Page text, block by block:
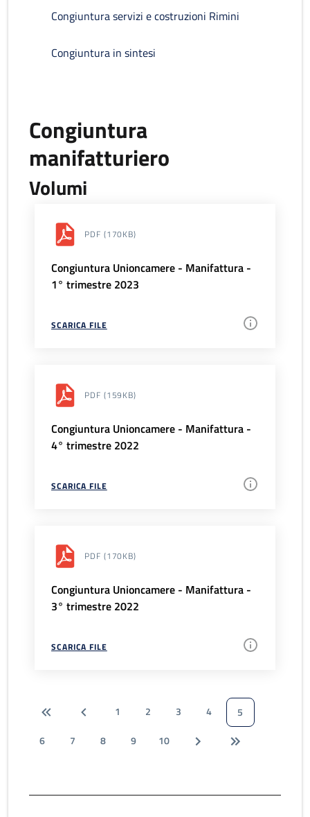
Congiuntura servizi e costruzioni Rimini
Congiuntura in sintesi
Congiuntura
manifatturiero
Volumi
PDF (170KB)
Congiuntura Unioncamere - Manifattura -
1° trimestre 2023
SCARICA FILE
PDF (159KB)
Congiuntura Unioncamere - Manifattura -
4° trimestre 2022
SCARICA FILE
PDF (170KB)
Congiuntura Unioncamere - Manifattura -
3° trimestre 2022
SCARICA FILE
1 2 3 4
5
6
7 8 9 10